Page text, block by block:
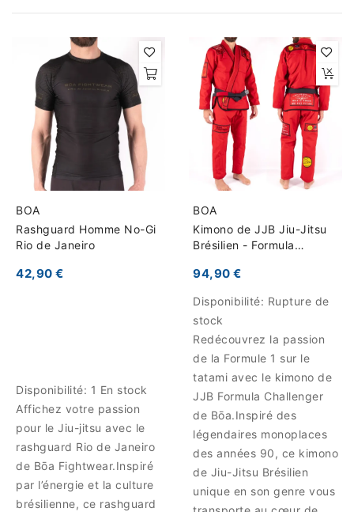
BOA
Rashguard Homme No-Gi
Rio de Janeiro
42,90 €
Disponibilité: 1 En stock
Affichez votre passion
pour le Jiu-jitsu avec le
rashguard Rio de Janeiro
de Bōa Fightwear.Inspiré
par l’énergie et la culture
brésilienne, ce rashguard
BOA
Kimono de JJB Jiu-Jitsu
Brésilien - Formula
94,90 €
Disponibilité: Rupture de
stock
Redécouvrez la passion
de la Formule 1 sur le
tatami avec le kimono de
JJB Formula Challenger
de Bōa.Inspiré des
légendaires monoplaces
des années 90, ce kimono
de Jiu-Jitsu Brésilien
unique en son genre vous